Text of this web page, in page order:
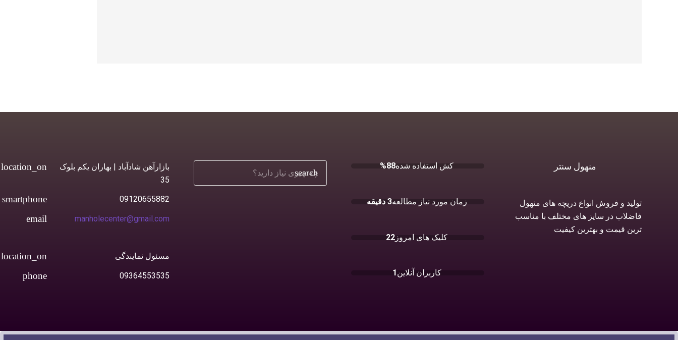
منهول سنتر
تولید و فروش انواع دریچه های منهول
فاضلاب در سایز های مختلف با مناسب
ترین قیمت و بهترین کیفیت
کش استفاده شده88%
زمان مورد نیاز مطالعه3 دقیقه
کلیک های امروز 22
کاربران آنلاین 1
search
بازارآهن شادآباد | بهاران یکم بلوک
35
09120655882
manholecenter@gmail.com
مسئول نمایندگی
09364553535